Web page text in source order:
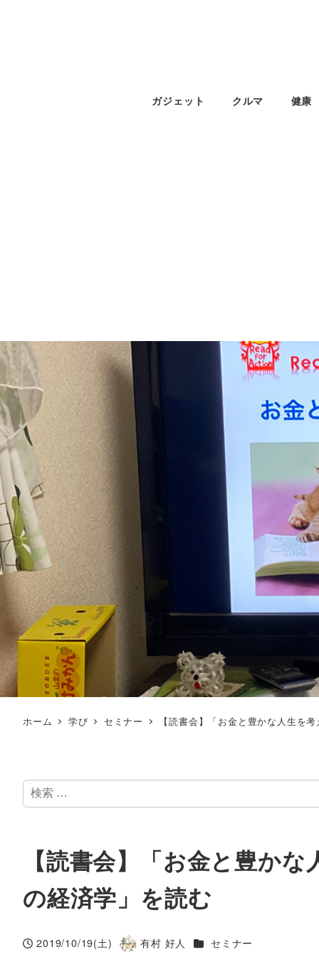
ガジェット クルマ 健康
ホーム 学び セミナー 【読書会】「お金と豊かな人生を
検
索
【読書会】「お金と豊か
の経済学」を読む
投稿日
2019/10/19(土)
著
有村 好人 カテゴリー
セミナー